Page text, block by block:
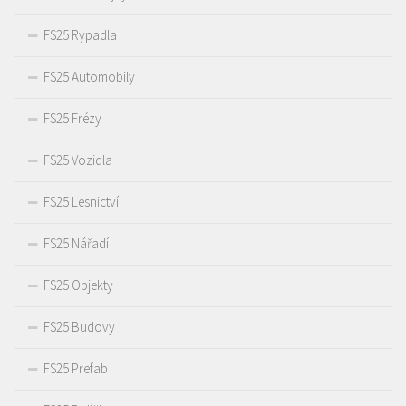
FS25 Rypadla
FS25 Automobily
FS25 Frézy
FS25 Vozidla
FS25 Lesnictví
FS25 Nářadí
FS25 Objekty
FS25 Budovy
FS25 Prefab